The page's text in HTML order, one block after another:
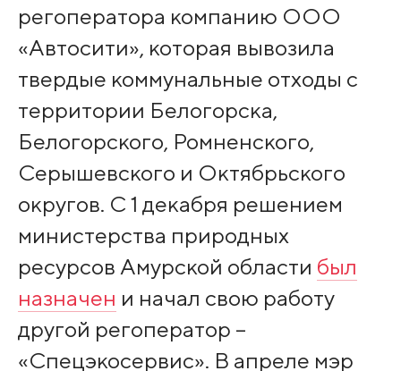
регоператора компанию ООО
«Автосити», которая вывозила
твердые коммунальные отходы с
территории Белогорска,
Белогорского, Ромненского,
Серышевского и Октябрьского
округов. С 1 декабря решением
министерства природных
ресурсов Амурской области был
назначен и начал свою работу
другой регоператор –
«Спецэкосервис». В апреле мэр